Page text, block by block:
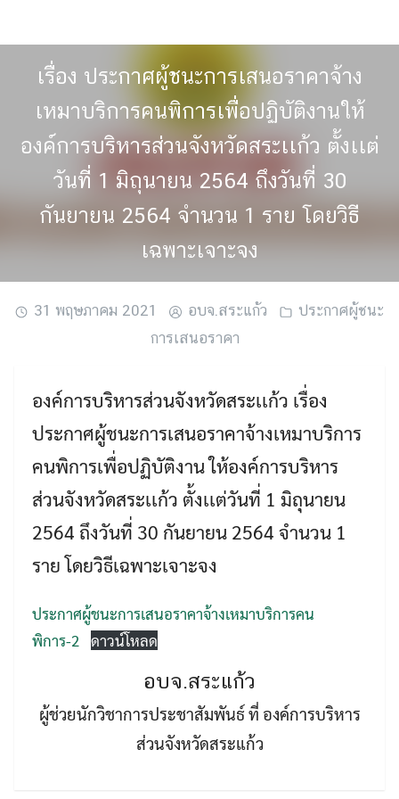
Search
เรื่อง ประกาศผู้ชนะการเสนอราคาจ้าง
เหมาบริการคนพิการเพื่อปฏิบัติงานให้
องค์การบริหารส่วนจังหวัดสระเเก้ว ตั้งเเต่
วันที่ 1 มิถุนายน 2564 ถึงวันที่ 30
กันยายน 2564 จำนวน 1 ราย โดยวิธี
เฉพาะเจาะจง
31 พฤษภาคม 2021 อบจ.สระแก้ว
ประกาศผู้ชนะ
การเสนอราคา
องค์การบริหารส่วนจังหวัดสระเเก้ว เรื่อง
ประกาศผู้ชนะการเสนอราคาจ้างเหมาบริการ
คนพิการเพื่อปฏิบัติงาน ให้องค์การบริหาร
ส่วนจังหวัดสระเเก้ว ตั้งเเต่วันที่ 1 มิถุนายน
2564 ถึงวันที่ 30 กันยายน 2564 จำนวน 1
ราย โดยวิธีเฉพาะเจาะจง
ประกาศผู้ชนะการเสนอราคาจ้างเหมาบริการคน
พิการ-2
ดาวน์โหลด
อบจ.สระแก้ว
ผู้ช่วยนักวิชาการประชาสัมพันธ์ ที่ องค์การบริหาร
ส่วนจังหวัดสระแก้ว